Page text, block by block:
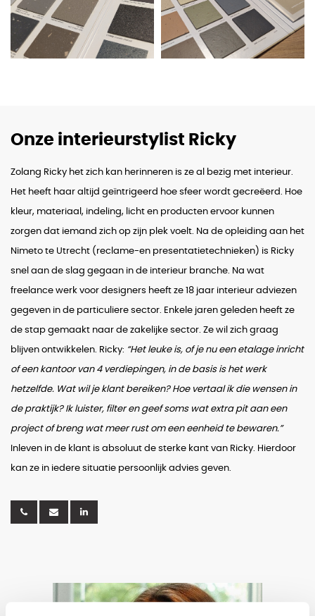
Onze interieurstylist Ricky
Zolang Ricky het zich kan herinneren is ze al bezig met interieur.
Het heeft haar altijd geïntrigeerd hoe sfeer wordt gecreëerd. Hoe
kleur, materiaal, indeling, licht en producten ervoor kunnen
zorgen dat iemand zich op zijn plek voelt. Na de opleiding aan het
Nimeto te Utrecht (reclame-en presentatietechnieken) is Ricky
snel aan de slag gegaan in de interieur branche. Na wat
freelance werk voor designers heeft ze 18 jaar interieur adviezen
gegeven in de particuliere sector. Enkele jaren geleden heeft ze
de stap gemaakt naar de zakelijke sector. Ze wil zich graag
blijven ontwikkelen. Ricky: “Het leuke is, of je nu een etalage inricht
of een kantoor van 4 verdiepingen, in de basis is het werk
hetzelfde. Wat wil je klant bereiken? Hoe vertaal ik die wensen in
de praktijk? Ik luister, filter en geef soms wat extra pit aan een
project of breng wat meer rust om een eenheid te bewaren.”
Inleven in de klant is absoluut de sterke kant van Ricky. Hierdoor
kan ze in iedere situatie persoonlijk advies geven.